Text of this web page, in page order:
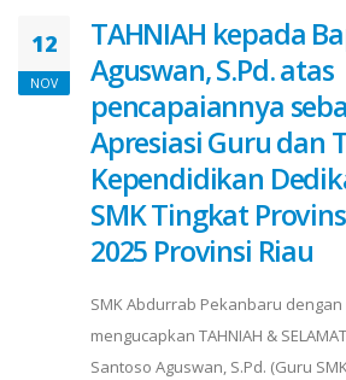
12
NOV
TAHNIAH kepada
Aguswan, S.Pd. atas
pencapaiannya
Apresiasi Guru dan
Kependidikan
SMK Tingkat
2025 Provinsi Riau
SMK Abdurrab Pekanbaru
mengucapkan TAHNIAH &
Santoso Aguswan, S.Pd. (Guru